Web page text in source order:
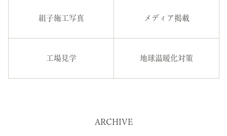
組子施工写真 メディア掲載
工場見学 地球温暖化対策
ARCHIVE